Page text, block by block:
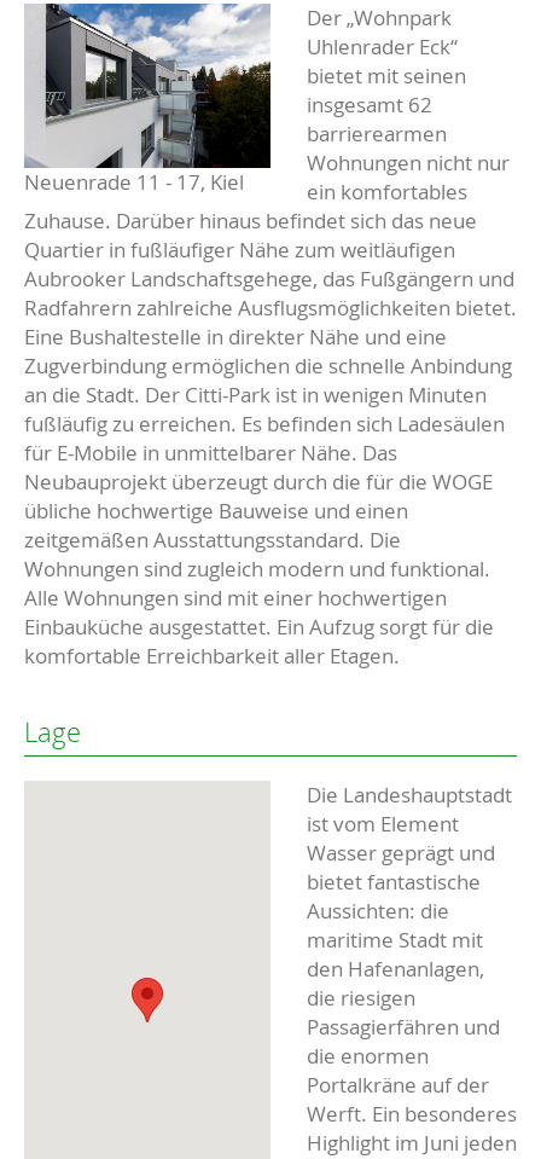
Neuenrade 11 - 17, Kiel
Beschreibung
Der „Wohnpark
Uhlenrader Eck“
bietet mit seinen
insgesamt 62
barrierearmen
Wohnungen nicht nur
ein komfortables
Zuhause. Darüber hinaus befindet sich das neue
Quartier in fußläufiger Nähe zum weitläufigen
Aubrooker Landschaftsgehege, das Fußgängern und
Radfahrern zahlreiche Ausflugsmöglichkeiten bietet.
Eine Bushaltestelle in direkter Nähe und eine
Zugverbindung ermöglichen die schnelle Anbindung
an die Stadt. Der Citti-Park ist in wenigen Minuten
fußläufig zu erreichen. Es befinden sich Ladesäulen
für E-Mobile in unmittelbarer Nähe. Das
Neubauprojekt überzeugt durch die für die WOGE
übliche hochwertige Bauweise und einen
zeitgemäßen Ausstattungsstandard. Die
Wohnungen sind zugleich modern und funktional.
Alle Wohnungen sind mit einer hochwertigen
Einbauküche ausgestattet. Ein Aufzug sorgt für die
komfortable Erreichbarkeit aller Etagen.
Lage
Die Landeshauptstadt
ist vom Element
Wasser geprägt und
bietet fantastische
Aussichten: die
maritime Stadt mit
den Hafenanlagen,
die riesigen
Passagierfähren und
die enormen
Portalkräne auf der
Werft. Ein besonderes
Highlight im Juni jeden